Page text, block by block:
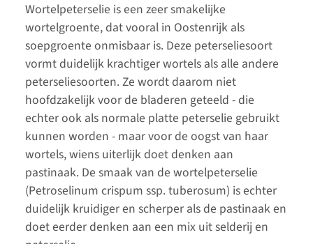
Wortelpeterselie is een zeer smakelijke
wortelgroente, dat vooral in Oostenrijk als
soepgroente onmisbaar is. Deze peterseliesoort
vormt duidelijk krachtiger wortels als alle andere
peterseliesoorten. Ze wordt daarom niet
hoofdzakelijk voor de bladeren geteeld - die
echter ook als normale platte peterselie gebruikt
kunnen worden - maar voor de oogst van haar
wortels, wiens uiterlijk doet denken aan
pastinaak. De smaak van de wortelpeterselie
(Petroselinum crispum ssp. tuberosum) is echter
duidelijk kruidiger en scherper als de pastinaak en
doet eerder denken aan een mix uit selderij en